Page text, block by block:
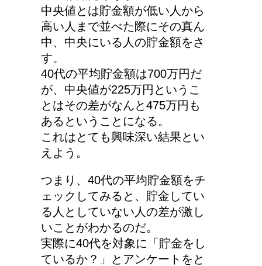
中央値とは貯金額が低い人から
高い人まで並べた際にその真ん
中、中央にいる人の貯金額をさ
す。
40代の平均貯金額は700万円だ
が、中央値が225万円というこ
とはその差がなんと475万円も
あるということになる。
これはとても興味深い結果とい
えよう。
つまり、40代の平均貯金額をチ
ェックしてみると、貯金してい
る人としていない人の差が激し
いことがわかるのだ。
実際に40代を対象に「貯金をし
ているか？」とアンケートをと